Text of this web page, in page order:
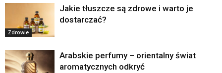
Zdrowie
Jakie tłuszcze są zdrowe i warto je
dostarczać?
Arabskie perfumy – orientalny świat
aromatycznych odkryć